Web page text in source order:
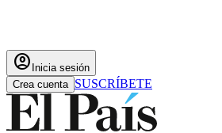
account_circle Inicia sesión
Crea cuenta SUSCRÍBETE